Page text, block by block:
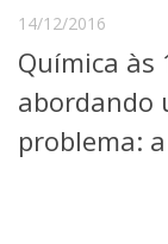
Núcleos e
Telefones e
Pessoas
Graduação
14/12/2016
Química às
abordando
problema: